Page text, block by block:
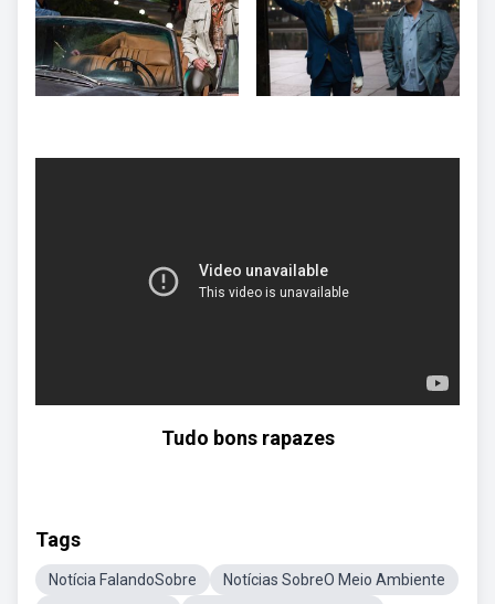
Tudo bons rapazes
Tags
Notícia FalandoSobre
Notícias SobreO Meio Ambiente